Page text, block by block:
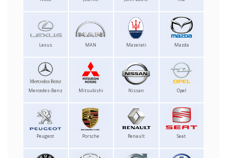
Lexus MAN Maserati Mazda
Mercedes-Benz Mitsubishi Nissan Opel
Peugeot Porsche Renault Seat